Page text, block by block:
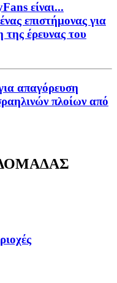
είναι...
επιστήμονας για
έρευνας του
απαγόρευση
πλοίων από